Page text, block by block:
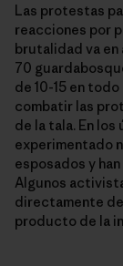
Las protestas
reacciones por
brutalidad va en
70
de 10-15 en
combatir las
de la tala. En
experimentado
esposados y
Algunos
directamente
producto de la